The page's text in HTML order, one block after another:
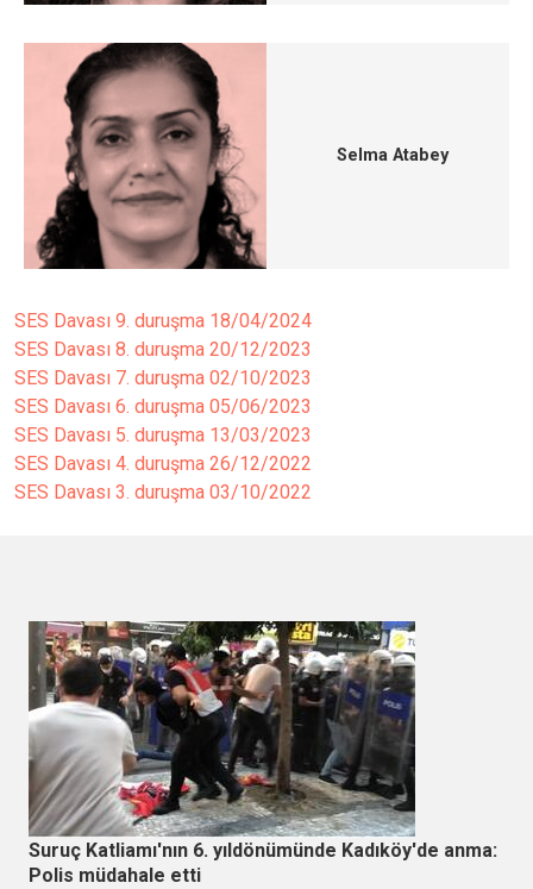
Selma Atabey
SES Davası 9. duruşma 18/04/2024
SES Davası 8. duruşma 20/12/2023
SES Davası 7. duruşma 02/10/2023
SES Davası 6. duruşma 05/06/2023
SES Davası 5. duruşma 13/03/2023
SES Davası 4. duruşma 26/12/2022
SES Davası 3. duruşma 03/10/2022
Suruç Katliamı'nın 6. yıldönümünde Kadıköy'de anma:
Polis müdahale etti